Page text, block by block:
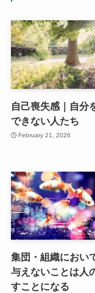
自己喪失感｜自分
できない人たち
February 21, 2026
集団・組織におい
与えないことは人
すことになる